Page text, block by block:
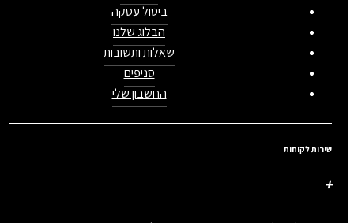
ביטול עסקה
הבלוג שלנו
שאלות ותשובות
סניפים
החשבון שלי
שירות לקוחות